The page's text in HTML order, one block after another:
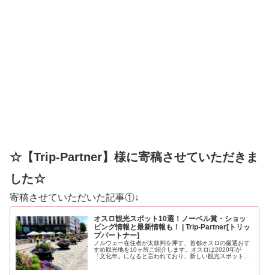
☆【Trip-Partner】様に寄稿させていただきま
した☆
寄稿させていただいた記事①↓
オスロ観光スポット10選！ノーベル賞・ショッ
ピング情報と最新情報も！ | Trip-Partner[トリッ
プパートナー]
ノルウェー在住者が太鼓判を押す、首都オスロの厳選おす
すめ観光地を10ヶ所ご紹介します。オスロは2020年が
「文化年」になると言われており、新しい観光スポットも